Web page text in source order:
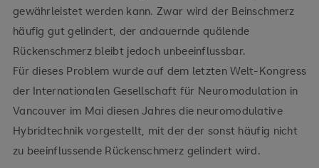
gewährleistet werden kann. Zwar wird der Beinschmerz
häufig gut gelindert, der andauernde quälende
Rückenschmerz bleibt jedoch unbeeinflussbar.
Für dieses Problem wurde auf dem letzten Welt-Kongress
der Internationalen Gesellschaft für Neuromodulation in
Vancouver im Mai diesen Jahres die neuromodulative
Hybridtechnik vorgestellt, mit der der sonst häufig nicht
zu beeinflussende Rückenschmerz gelindert wird.